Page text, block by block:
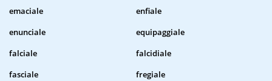
emaciale
enfiale
enunciale
equipaggiale
falciale
falcidiale
fasciale
fregiale